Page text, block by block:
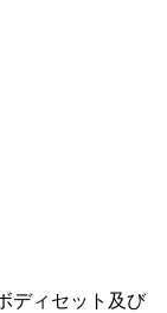
ディセット及び